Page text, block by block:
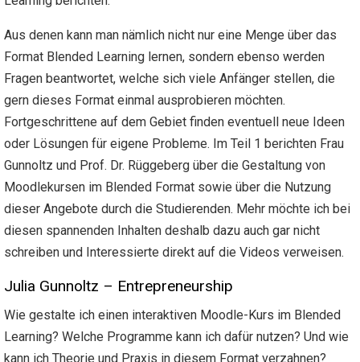
Aus denen kann man nämlich nicht nur eine Menge über das
Format Blended Learning lernen, sondern ebenso werden
Fragen beantwortet, welche sich viele Anfänger stellen, die
gern dieses Format einmal ausprobieren möchten.
Fortgeschrittene auf dem Gebiet finden eventuell neue Ideen
oder Lösungen für eigene Probleme. Im Teil 1 berichten Frau
Gunnoltz und Prof. Dr. Rüggeberg über die Gestaltung von
Moodlekursen im Blended Format sowie über die Nutzung
dieser Angebote durch die Studierenden. Mehr möchte ich bei
diesen spannenden Inhalten deshalb dazu auch gar nicht
schreiben und Interessierte direkt auf die Videos verweisen.
Julia Gunnoltz – Entrepreneurship
Wie gestalte ich einen interaktiven Moodle-Kurs im Blended
Learning? Welche Programme kann ich dafür nutzen? Und wie
kann ich Theorie und Praxis in diesem Format verzahnen?